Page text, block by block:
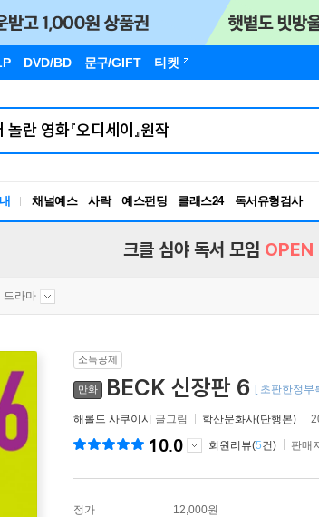
DVD/BD 문구/GIFT 티켓
채널예스 사락 예스펀딩 클래스24
독서유형검사
RBTI Lab
크클 심야 독서 모임 OPEN
드라마
소득공제
만화 BECK 신장판 6 [ 초판한정부
해롤드 사쿠이시 글그림 학산문화사(단행본)
10.0 회원리뷰(5건) 판매
정가 12,000원